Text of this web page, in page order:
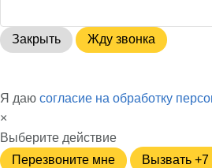
Закрыть Жду звонка
Я даю согласие на обработку
×
Выберите действие
Перезвоните мне
Вызвать